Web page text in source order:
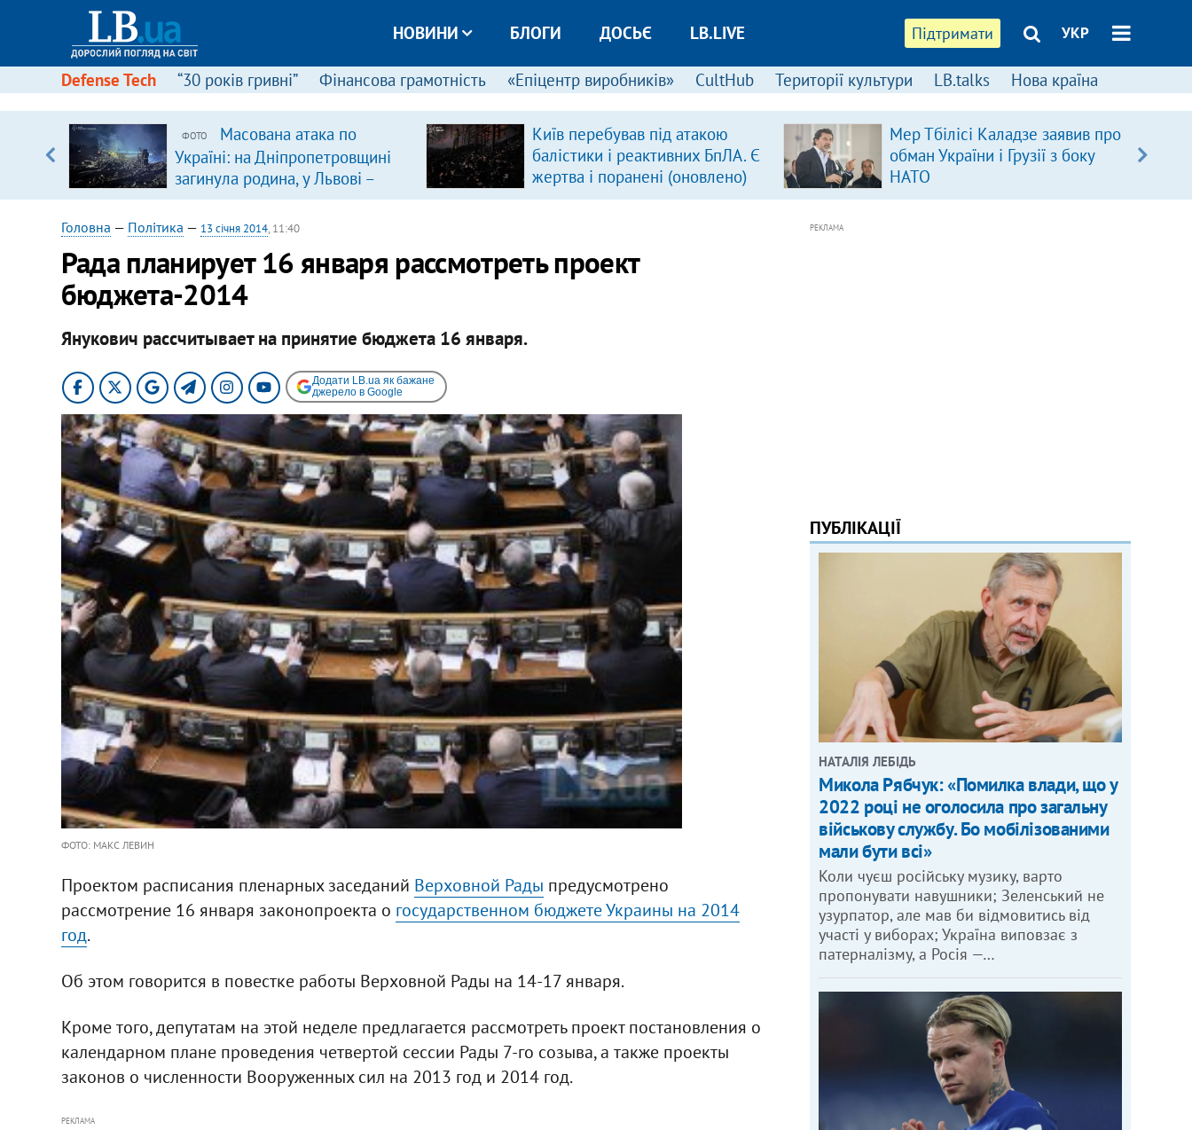
Підтримати УКР
НОВИНИ БЛОГИ ДОСЬЄ LB.LIVE
Defense Tech “30 років гривні” Фінансова грамотність «Епіцентр виробників» CultHub Території культури LB.talks Нова країна
ФОТО
Масована атака по
Україні: на Дніпропетровщині
загинула родина, у Львові –
удар по багатоповерхівках
(доповнюється)
Київ перебував під атакою
балістики і реактивних БпЛА. Є
жертва і поранені (оновлено)
Мер Тбілісі Каладзе заявив про
обман України і Грузії з боку
НАТО
Головна — Політика — 13 січня 2014, 11:40
Рада планирует 16 января рассмотреть проект
бюджета-2014
Янукович рассчитывает на принятие бюджета 16 января.
Додати LB.ua як бажане
джерело в Google
ФОТО: МАКС ЛЕВИН
Проектом расписания пленарных заседаний Верховной Рады предусмотрено
рассмотрение 16 января законопроекта о государственном бюджете Украины на 2014
год.
Об этом говорится в повестке работы Верховной Рады на 14-17 января.
Кроме того, депутатам на этой неделе предлагается рассмотреть проект постановления о
календарном плане проведения четвертой сессии Рады 7-го созыва, а также проекты
законов о численности Вооруженных сил на 2013 год и 2014 год.
РЕКЛАМА
РЕКЛАМА
ПУБЛІКАЦІЇ
НАТАЛІЯ ЛЕБІДЬ
Микола Рябчук: «Помилка влади, що у
2022 році не оголосила про загальну
військову службу. Бо мобілізованими
мали бути всі»
Коли чуєш російську музику, варто
пропонувати навушники; Зеленський не
узурпатор, але мав би відмовитись від
участі у виборах; Україна виповзає з
патерналізму, а Росія —…